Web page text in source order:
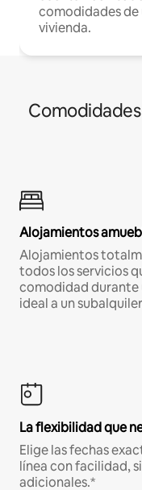
comodidades de
vivienda.
Alojamientos
Alojamientos
todos los servicios
comodidad durante
ideal a un
La flexibilidad que
Elige las fechas
línea con facilidad,
adicionales.*